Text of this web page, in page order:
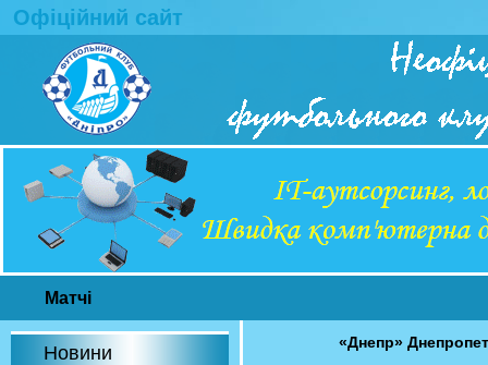
Офіційний сайт
Матчі
Новини «Днепр»